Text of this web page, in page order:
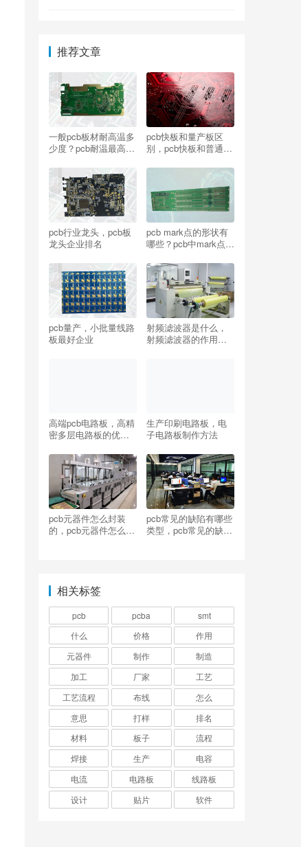
推荐文章
一般pcb板材耐高温多
少度？pcb耐温最高多
pcb快板和量产板区
别，pcb快板和普通版
pcb行业龙头，pcb板
龙头企业排名
pcb mark点的形状有
哪些？pcb中mark点的
pcb量产，小批量线路
板最好企业
射频滤波器是什么，
射频滤波器的作用是
高端pcb电路板，高精
密多层电路板的优缺
生产印刷电路板，电
子电路板制作方法
pcb元器件怎么封装
的，pcb元器件怎么封
pcb常见的缺陷有哪些
类型，pcb常见的缺陷
相关标签
pcb pcba
smt
什么
价格
作用
元器件
制作
制造
加工
厂家
工艺
工艺流程
布线
怎么
意思
打样
排名
材料
板子
流程
焊接
生产
电容
电流
电路板
线路板
设计
贴片 软件